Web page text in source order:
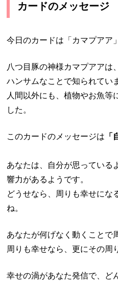
カードのメッセージ
今日のカードは「カマプアア
八つ目豚の神様カマプアアは
ハンサムなことで知られてい
人間以外にも、植物やお魚等
した。
このカードのメッセージは 「
あなたは、自分が思っている
響力があるようです。
どうせなら、周りも幸せにな
ね。
あなたが何げなく動くことで
周りも幸せなら、更にその周
幸せの渦があなた発信で、ど